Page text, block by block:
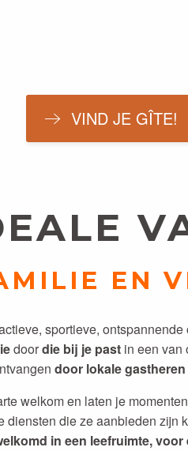
VIND JE GÎTE!
EN
sportieve,
doordie bij je past in een van
door lokale
welkom en laten je
die ze aanbieden zijn
in een leefruimte,